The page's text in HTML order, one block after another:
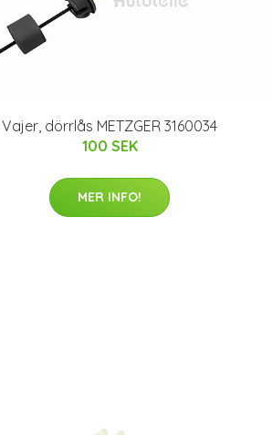
Vajer, dörrlås METZGER 3160034
100 SEK
MER INFO!